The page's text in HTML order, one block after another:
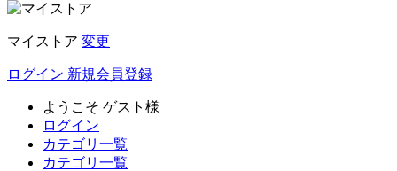
マイストア 変更
ログイン 新規会員登録
ようこそ ゲスト様
ログイン
カテゴリ一覧
カテゴリ一覧